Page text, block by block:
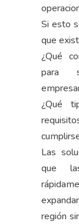
Si esto
que
¿Qué
para
¿Qué
Las
que
región